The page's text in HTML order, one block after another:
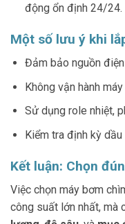
động ổn định 24/24.
Một số lưu ý khi
Đảm bảo nguồn
Không vận hành
Sử dụng role nhiệt,
Kiểm tra định kỳ
Kết luận: Chọn
Việc chọn máy bơm
công suất lớn nhất, mà